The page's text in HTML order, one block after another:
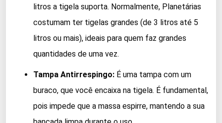
litros a tigela suporta. Normalmente, Planetárias
costumam ter tigelas grandes (de 3 litros até 5
litros ou mais), ideais para quem faz grandes
quantidades de uma vez.
Tampa Antirrespingo: É uma tampa com um
buraco, que você encaixa na tigela. É fundamental,
pois impede que a massa espirre, mantendo a sua